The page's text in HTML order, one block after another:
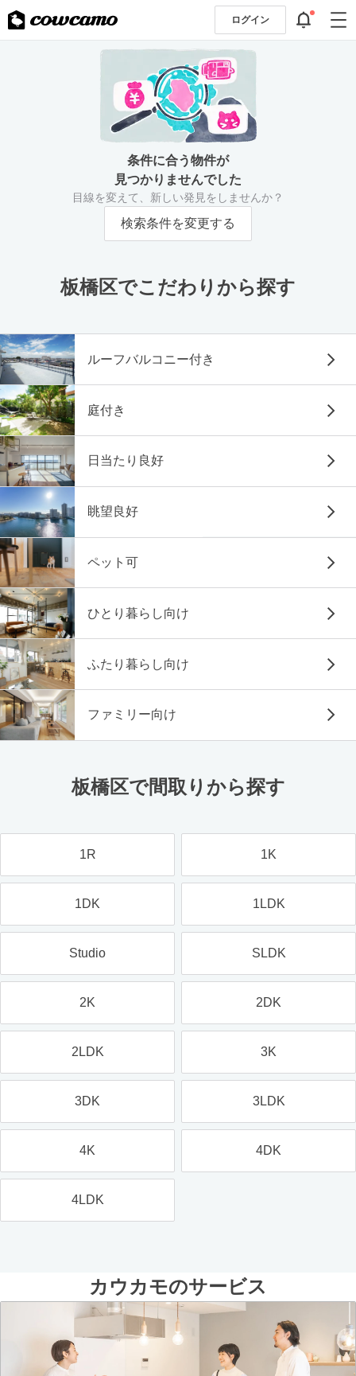
ログイン
条件に合う物件が
見つかりませんでした
目線を変えて、新しい発見をしませんか？
検索条件を変更する
板橋区でこだわりから探す
ルーフバルコニー付き
庭付き
日当たり良好
眺望良好
ペット可
ひとり暮らし向け
ふたり暮らし向け
ファミリー向け
板橋区で間取りから探す
1R 1K
1DK 1LDK
Studio SLDK
2K 2DK
2LDK 3K
3DK 3LDK
4K 4DK
4LDK
カウカモのサービス